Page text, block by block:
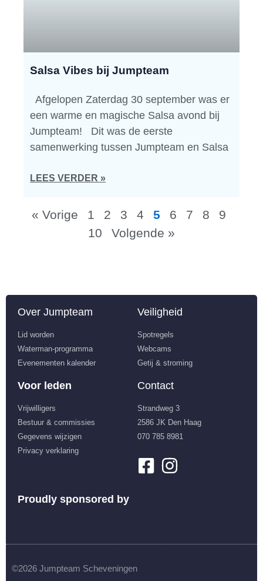
Salsa Vibes bij Jumpteam
Afgelopen Zaterdag 30 september was er
een warme en magische Salsa avond bij
Jumpteam! Dit was de eerste
samenwerking tussen Jumpteam en Salsa
LEES VERDER »
« Vorige 1 2 3 4 5 6 7 8
9
10
Volgende »
Over Jumpteam
Lid worden
Waterman-programma
Evenementen kalender
Veiligheid
Spotregels
Webcams
Getij & stroming
Voor leden
Vrijwilligers
Bestuur & commissies
Gegevens wijzigen
Privacy verklaring
Contact
Strandweg 3
2586 JK Den Haag
070 785 8981
Proudly sponsored by
©2026 Jumpteam Scheveningen